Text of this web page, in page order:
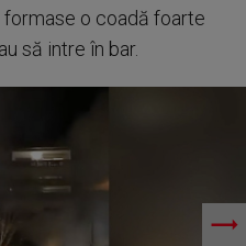
o coadă foarte
să intre în bar.